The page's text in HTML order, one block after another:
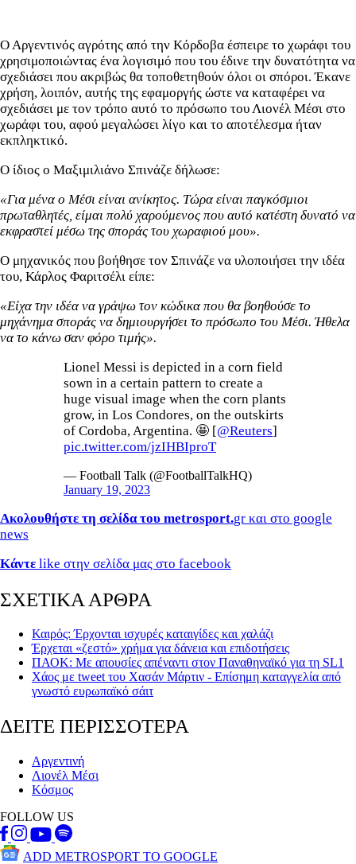
Ο Αργεντινός αγρότης από την Κόρδοβα έσπειρε το χωράφι του
χρησιμοποιώντας ένα λογισιμό που του έδινε την δυνατότητα να
σχεδιάσει που ακριβώς θα τοποθετηθούν όλοι οι σπόροι. Έκανε
χρήση, λοιπόν, αυτής της εφαμοργής ώστε να καταφέρει να
σχεδιάσει με τον τρόπο αυτό το πρόσωπο του Λιονέλ Μέσι στο
χωράφι του, αφού μεγαλώσει λίγο και το αποτέλεσμα ήταν
εκπληκτικό.
Ο ίδιος ο Μαξιμιλιάνο Σπινάζε δήλωσε:
«Για μένα ο Μέσι είναι ανίκητος. Τώρα είναι παγκόσμιοι
πρωταθλητές, είμαι πολύ χαρούμενος που αυτό κατέστη δυνατό να
εκφραστεί μέσω της σποράς του χωραφιού μου».
Ο μηχανικός που βοήθησε τον Σπινάζε να υλοποιήσει την ιδέα
του, Κάρλος Φαριτσέλι είπε:
«Είχα την ιδέα να γράψω τον κώδικα που θα βοηθούσε το
μηχάνημα σποράς να δημιουργήσει το πρόσωπο του Μέσι. Ήθελα
να το κάνω σαν φόρο τιμής».
Lionel Messi is depicted in a corn field
sown in a certain pattern to create a
huge visual image when the corn plants
grow, in Los Condores, on the outskirts
of Cordoba, Argentina. 🤩 [@Reuters]
pic.twitter.com/jzIHBIproT
— Football Talk (@FootballTalkHQ)
January 19, 2023
Ακολουθήστε τη σελίδα του metrosport.gr και στο google
news
Κάντε like στην σελίδα μας στο facebook
ΣΧΕΤΙΚΑ ΑΡΘΡΑ
Καιρός: Έρχονται ισχυρές καταιγίδες και χαλάζι
Έρχεται «ζεστό» χρήμα για δάνεια και επιδοτήσεις
ΠΑΟΚ: Με απουσίες απέναντι στον Παναθηναϊκό για τη SL1
Χάος με tweet του Χασάν Μάρτιν - Επίσημη καταγγελία από
γνωστό ευρωπαϊκό σάιτ
ΔΕΙΤΕ ΠΕΡΙΣΣΟΤΕΡΑ
Αργεντινή
Λιονέλ Μέσι
Κόσμος
FOLLOW US
ADD METROSPORT TO GOOGLE